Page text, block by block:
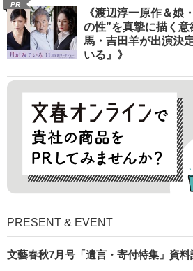
PR
《渡辺淳一原作＆娘
の性”を真摯に描く
馬・吉田羊が出演決
いる』》
PRESENT & EVENT
文藝春秋7月号「遺言・寄付特集」資料